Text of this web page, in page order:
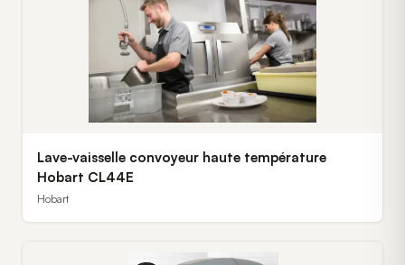
Lave-vaisselle convoyeur haute température
Hobart CL44E
Hobart